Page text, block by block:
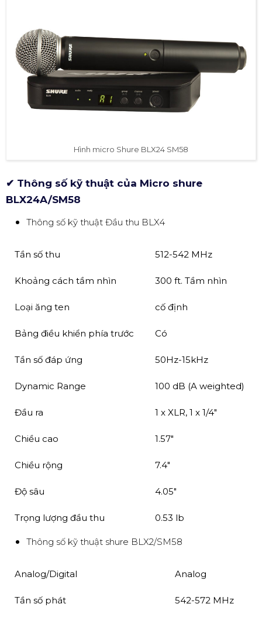
Hình micro Shure BLX24 SM58
✔ Thông số kỹ thuật của Micro shure
BLX24A/SM58
Thông số kỹ thuật Đầu thu BLX4
Tần số thu 512-542 MHz
Khoảng cách tầm nhìn 300 ft. Tầm nhìn
Loại ăng ten cố định
Bảng điều khiển phía trước Có
Tần số đáp ứng 50Hz-15kHz
Dynamic Range 100 dB (A weighted)
Đầu ra 1 x XLR, 1 x 1/4"
Chiều cao 1.57"
Chiều rộng 7.4"
Độ sâu 4.05"
Trọng lượng đầu thu 0.53 lb
Thông số kỹ thuật shure BLX2/SM58
Analog/Digital Analog
Tần số phát 542-572 MHz